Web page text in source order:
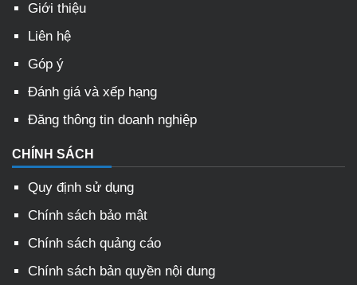
Giới thiệu
Liên hệ
Góp ý
Đánh giá và xếp hạng
Đăng thông tin doanh nghiệp
CHÍNH SÁCH
Quy định sử dụng
Chính sách bảo mật
Chính sách quảng cáo
Chính sách bản quyền nội dung